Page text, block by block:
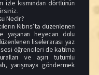
izle kısmından dörtlünün
Nedir?
Kıbrıs’ta düzenlenen
yaşanan heyecan dolu
liselerarası yaz
öğrencileri de katılma
ve aşırı tutumlu
yarışmaya göndermek